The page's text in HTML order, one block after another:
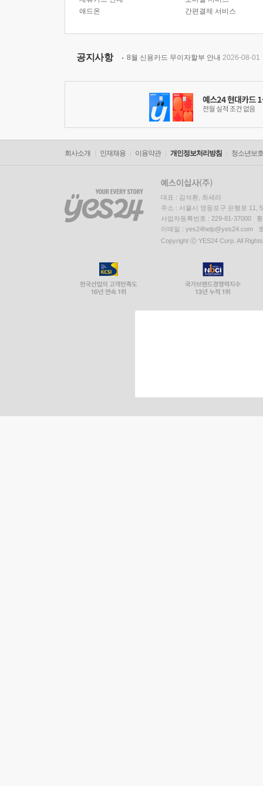
애드온
간편결제 서비스
공지사항 8월 신용카드 무이자할부 안내 2026-08-01
회사소개 인재채용 이용약관 개인정보처리방침 청소년보
대표 : 김석환, 최세라
주소 : 서울시 영등포구 은행로 11,
사업자등록번호 : 229-81-37000
이메일 : yes24help@yes24.com
Copyright ⓒ YES24 Corp. All